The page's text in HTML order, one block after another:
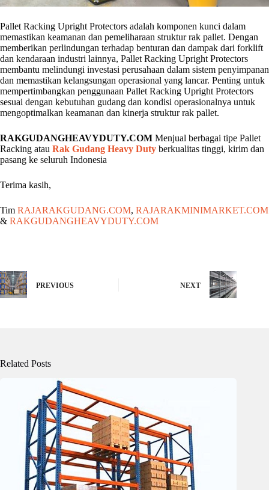
Pallet Racking Upright Protectors adalah komponen kunci dalam
memastikan keamanan dan pemeliharaan struktur rak pallet. Dengan
memberikan perlindungan terhadap benturan dan dampak dari forklift
dan kendaraan industri lainnya, Pallet Racking Upright Protectors
membantu melindungi investasi perusahaan dalam sistem penyimpanan
dan memastikan kelangsungan operasional yang lancar. Penting untuk
mempertimbangkan penggunaan Pallet Racking Upright Protectors
sesuai dengan kebutuhan gudang dan kondisi operasionalnya untuk
mengoptimalkan keamanan dan kinerja struktur rak pallet.
RAKGUDANGHEAVYDUTY.COM Menjual berbagai tipe Pallet
Racking atau Rak Gudang Heavy Duty berkualitas tinggi, kirim dan
pasang ke seluruh Indonesia
Terima kasih,
Tim RAJARAKGUDANG.COM, RAJARAKMINIMARKET.COM
& RAKGUDANGHEAVYDUTY.COM
PREVIOUS NEXT
Related Posts